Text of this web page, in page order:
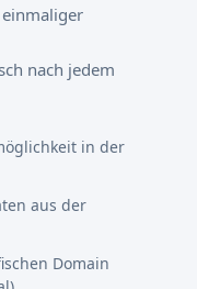
nach jedem
in der
aus der
Domain